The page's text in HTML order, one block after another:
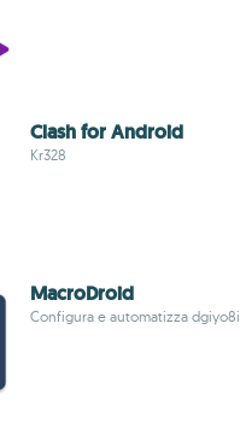
Clash for Android
Kr328
MacroDroid
Configura e automatizza dgiyo8i